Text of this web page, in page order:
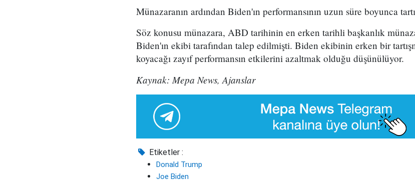
Münazaranın ardından Biden'ın performansının uzun süre boyunca
Söz konusu münazara, ABD tarihinin en erken tarihli başkanlık
Biden'ın ekibi tarafından talep edilmişti. Biden ekibinin erken bir
koyacağı zayıf performansın etkilerini azaltmak olduğu düşünülüyor.
Kaynak: Mepa News, Ajanslar
Etiketler :
Donald Trump
Joe Biden